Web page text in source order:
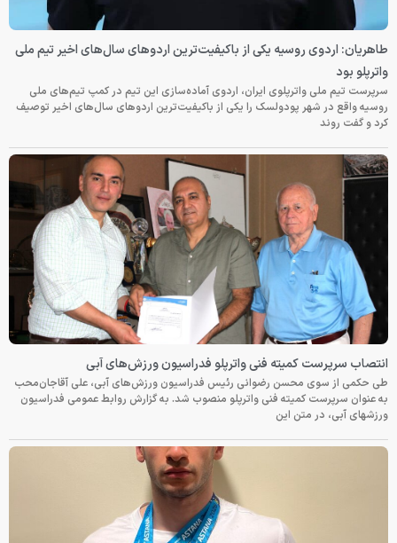
طاهریان: اردوی روسیه یکی از باکیفیت‌ترین اردوهای سال‌های اخیر تیم ملی
واترپلو بود
سرپرست تیم ملی واترپلوی ایران، اردوی آماده‌سازی این تیم در کمپ تیم‌های ملی
روسیه واقع در شهر پودولسک را یکی از باکیفیت‌ترین اردوهای سال‌های اخیر توصیف
کرد و گفت روند
انتصاب سرپرست کمیته فنی واترپلو فدراسیون ورزش‌های آبی
طی حکمی از سوی محسن رضوانی رئیس فدراسیون ورزش‌های آبی، علی آقاجان‌محب
به عنوان سرپرست کمیته فنی واترپلو منصوب شد. به گزارش روابط عمومی فدراسیون
ورزشهای آبی، در متن این